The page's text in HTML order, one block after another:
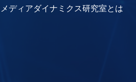
メディアダイナミクス研究室とは